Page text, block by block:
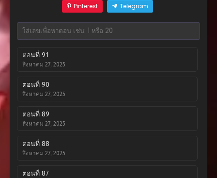
Pinterest
Telegram
ตอนที่ 91
สิงหาคม 27, 2025
ตอนที่ 90
สิงหาคม 27, 2025
ตอนที่ 89
สิงหาคม 27, 2025
ตอนที่ 88
สิงหาคม 27, 2025
ตอนที่ 87